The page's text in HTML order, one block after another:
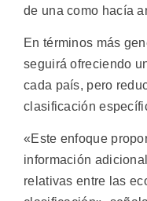
de una como hacía
En términos más
seguirá ofreciendo
cada país, pero
clasificación
«Este enfoque
información
relativas entre las